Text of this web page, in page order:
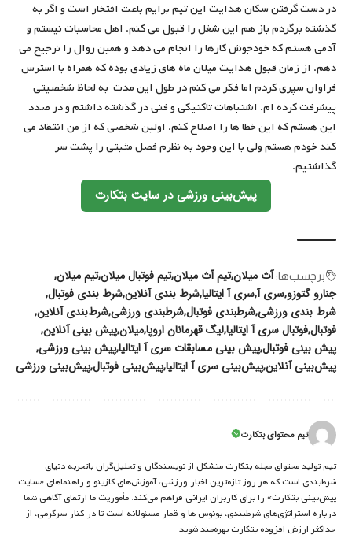
در دست گرفتن سکان هدایت این تیم برایم باعث افتخار است و اگر به
گذشته برگردم باز هم این شغل را قبول می کنم. اهل محاسبات نیستم و
آدمی هستم که خودجوش کارها را انجام می دهد و همین روال را ترجیح می
دهم. از زمان قبول هدایت میلان ماه های زیادی بوده که همراه با استرس
فراوان سپری کردم اما فکر می کنم در طول این مدت به لحاظ شخصیتی
پیشرفت کرده ام. اشتباهات تاکتیکی و فنی در گذشته داشتم و در صدد
این هستم که این خطا ها را اصلاح کنم. اولین شخصی که از من انتقاد می
کند خودم هستم ولی با این وجود به نظرم فصل مثبتی را پشت سر
گذاشتیم.
پیش‌بینی ورزشی در سایت بتکارت
برچسب‌‌ها: آث میلانتیم آث میلانتیم فوتبال میلانتیم میلان
جنارو گتوزوسری آسری آ ایتالیاشرط بندی آنلاینشرط بندی فوتبال
شرط بندی ورزشیشرطبندی فوتبالشرطبندی ورزشیشرط‌بندی آنلاین
فوتبالفوتبال سری آ ایتالیالیگ قهرمانان اروپامیلانپیش بینی آنلاین
پیش بینی فوتبالپیش بینی مسابقات سری آ ایتالیاپیش بینی ورزشی
پیش‌بینی آنلاینپیش‌بینی سری آ ایتالیاپیش‌بینی فوتبالپیش‌بینی ورزشی
تیم محتوای بتکارت
تیم تولید محتوای مجله بتکارت متشکل از نویسندگان و تحلیل‌گران باتجربه دنیای
شرط‌بندی است که هر روز تازه‌ترین اخبار ورزشی، آموزش‌های کازینو و راهنماهای «سایت
پیش‌بینی بتکارت» را برای کاربران ایرانی فراهم می‌کند. مأموریت ما ارتقای آگاهی شما
درباره استراتژی‌های شرطبندی، بونوس ها و قمار مسئولانه است تا در کنار سرگرمی، از
حداکثر ارزش افزوده بتکارت بهره‌مند شوید.